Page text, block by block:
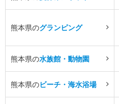
熊本県のグランピング
熊本県の水族館・動物園
熊本県のビーチ・海水浴場